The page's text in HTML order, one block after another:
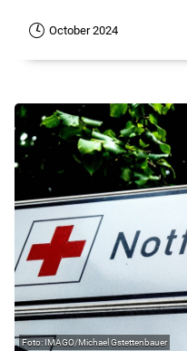
October 2024
IMAGO/Michael Gstettenbauer